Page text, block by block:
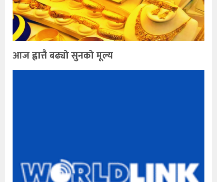
आज ह्वात्तै बढ्यो सुनको मूल्य